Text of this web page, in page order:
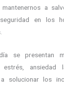
a
en los
se presentan
ansiedad
solucionar los